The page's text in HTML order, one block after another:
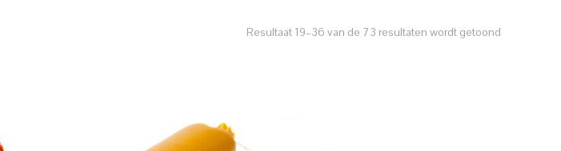
Resultaat 19–36 van de 73 resultaten wordt getoond